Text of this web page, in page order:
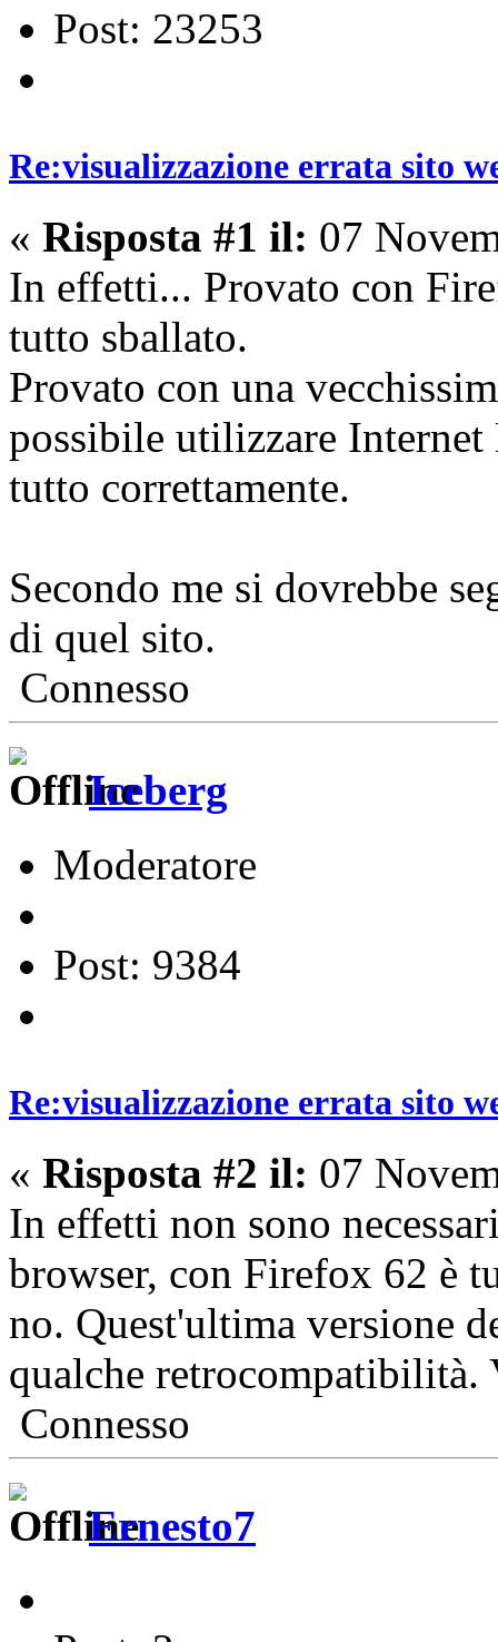
Post: 23253
Re:visualizzazione errata sito
« Risposta #1 il: 07
In effetti... Provato con
tutto sballato.
Provato con una
possibile utilizzare
tutto correttamente.
Secondo me si dovrebbe
di quel sito.
Connesso
Iceberg
Moderatore
Post: 9384
Re:visualizzazione errata sito
« Risposta #2 il: 07
In effetti non sono
browser, con Firefox 62 è
no. Quest'ultima versione
qualche retrocompatibilità.
Connesso
Ernesto7